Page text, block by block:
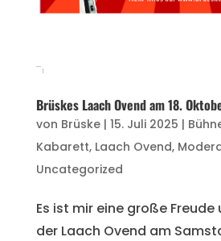
Brüskes Laach Ovend am 18.
von Brüske| 15. Juli 2025 |
Kabarett, Laach Ovend,
Uncategorized
Es ist mir eine große Freude
der Laach Ovend am